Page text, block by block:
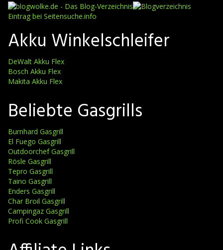
Eintrag bei Seitensuche.info
Akku Winkelschleifer
DeWalt Akku Flex
Bosch Akku Flex
Makita Akku Flex
Beliebte Gasgrills
Burnhard Gasgrill
El Fuego Gasgrill
Outdoorchef Gasgrill
Rösle Gasgrill
Tepro Gasgrill
Taino Gasgrill
Enders Gasgrill
Char Broil Gasgrill
Campingaz Gasgrill
Profi Cook Gasgrill